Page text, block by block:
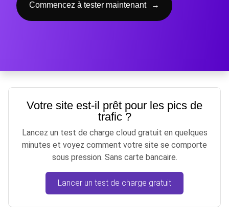
Commencez à tester maintenant →
Votre site est-il prêt pour les pics de
trafic ?
Lancez un test de charge cloud gratuit en quelques
minutes et voyez comment votre site se comporte
sous pression. Sans carte bancaire.
Lancer un test de charge gratuit